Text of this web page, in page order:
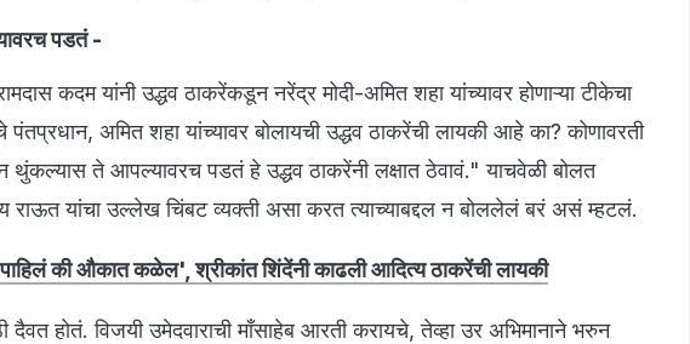
पडतं -
कदम यांनी उद्धव ठाकरेंकडून नरेंद्र मोदी-अमित शहा यांच्यावर होणाऱ्या टीकेचा
अमित शहा यांच्यावर बोलायची उद्धव ठाकरेंची लायकी आहे का? कोणावरती
थुंकल्यास ते आपल्यावरच पडतं हे उद्धव ठाकरेंनी लक्षात ठेवावं." याचवेळी बोलत
राऊत यांचा उल्लेख चिंबट व्यक्ती असा करत त्याच्याबद्दल न बोललेलं बरं असं म्हटलं.
की औकात कळेल', श्रीकांत शिंदेंनी काढली आदित्य ठाकरेंची लायकी
दैवत होतं. विजयी उमेदवाराची माँसाहेब आरती करायचे, तेव्हा उर अभिमानाने भरुन